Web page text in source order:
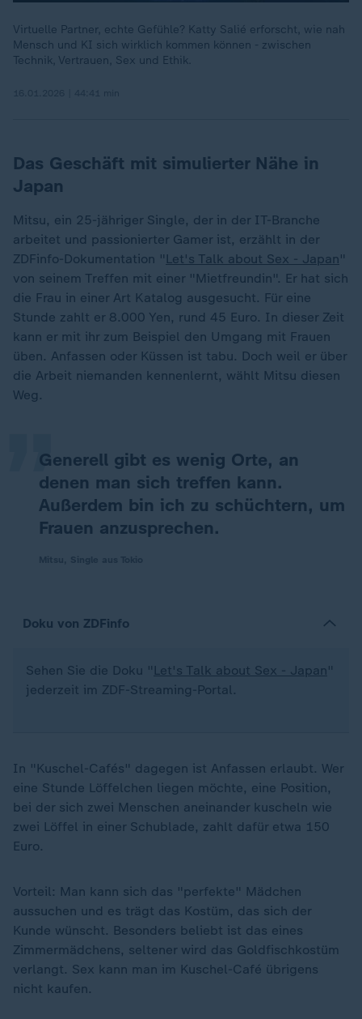
Virtuelle Partner, echte Gefühle? Katty Salié erforscht, wie nah
Mensch und KI sich wirklich kommen können - zwischen
Technik, Vertrauen, Sex und Ethik.
Das Geschäft mit simulierter Nähe in
Japan
Mitsu, ein 25-jähriger Single, der in der IT-Branche
arbeitet und passionierter Gamer ist, erzählt in der
ZDFinfo-Dokumentation " Let's Talk about Sex - Japan"
von seinem Treffen mit einer "Mietfreundin". Er hat sich
die Frau in einer Art Katalog ausgesucht. Für eine
Stunde zahlt er 8.000 Yen, rund 45 Euro. In dieser Zeit
kann er mit ihr zum Beispiel den Umgang mit Frauen
üben. Anfassen oder Küssen ist tabu. Doch weil er über
die Arbeit niemanden kennenlernt, wählt Mitsu diesen
Weg.
Generell gibt es wenig Orte, an
denen man sich treffen kann.
Außerdem bin ich zu schüchtern, um
Frauen anzusprechen.
„
Doku von ZDFinfo
Sehen Sie die Doku " Let's Talk about Sex - Japan"
jederzeit im ZDF-Streaming-Portal.
In "Kuschel-Cafés" dagegen ist Anfassen erlaubt. Wer
eine Stunde Löffelchen liegen möchte, eine Position,
bei der sich zwei Menschen aneinander kuscheln wie
zwei Löffel in einer Schublade, zahlt dafür etwa 150
Euro.
Vorteil: Man kann sich das "perfekte" Mädchen
aussuchen und es trägt das Kostüm, das sich der
Kunde wünscht. Besonders beliebt ist das eines
Zimmermädchens, seltener wird das Goldfischkostüm
verlangt. Sex kann man im Kuschel-Café übrigens
nicht kaufen.